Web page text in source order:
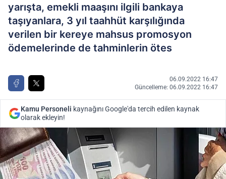
yarışta, emekli maaşını ilgili bankaya
taşıyanlara, 3 yıl taahhüt karşılığında
verilen bir kereye mahsus promosyon
ödemelerinde de tahminlerin ötes
06.09.2022 16:47
Güncelleme: 06.09.2022 16:47
Kamu Personeli kaynağını Google'da tercih edilen kaynak
olarak ekleyin!